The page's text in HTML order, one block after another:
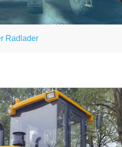
Radlader